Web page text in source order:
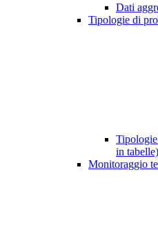
Dati
Tipologie di
in tabelle)
Monitoraggio